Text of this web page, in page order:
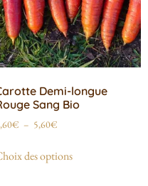
Demi-longue
Sang Bio
€ – 5,60€
des options